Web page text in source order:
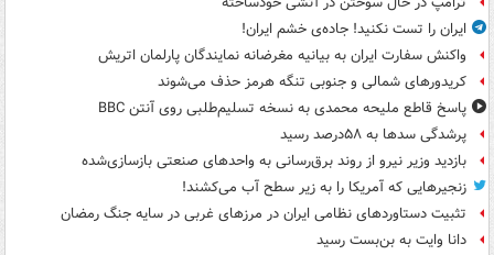
ایران را تست نکنید! جاده‌ی خشم ایران!
واکنش سفارت ایران به بیانیه مغرضانه نمایندگان پارلمان اتریش
کریدورهای شمالی و جنوبی تنگه هرمز حذف می‌شوند
پاسخ قاطع ملیحه محمدی به نسخه تسلیم‌طلبی روی آنتن BBC
پرشدگی سدها به ۵۸درصد رسید
بازدید وزیر نیرو از روند برق‌رسانی به واحدهای صنعتی بازسازی‌شده
زنجیرهایی که آمریکا را به زیر سطح آب می‌کشند!
تثبیت دستاوردهای نظامی ایران در مرزهای غربی در سایه جنگ رمضان
دانا وایت به بن‌بست رسید